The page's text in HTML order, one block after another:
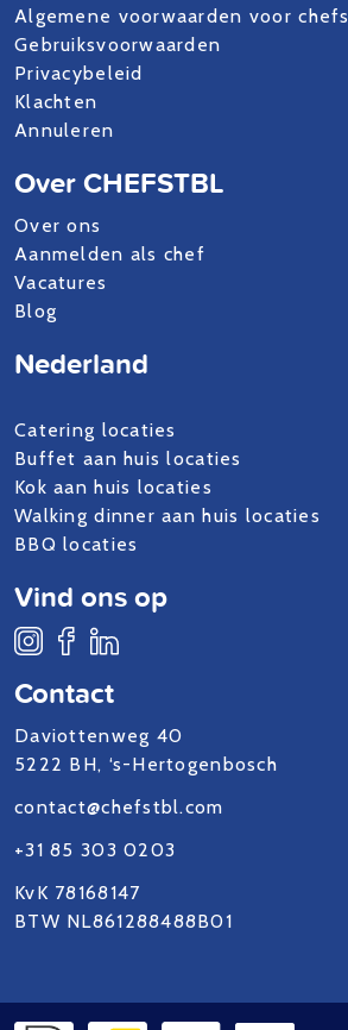
Algemene voorwaarden voor chefs
Gebruiksvoorwaarden
Privacybeleid
Klachten
Annuleren
Over CHEFSTBL
Over ons
Aanmelden als chef
Vacatures
Blog
Contact
Daviottenweg 40
5222 BH, ‘s-Hertogenbosch
contact@chefstbl.com
+31 85 303 0203
KvK 78168147
BTW NL861288488B01
Nederland
Catering locaties
Buffet aan huis locaties
Kok aan huis locaties
Walking dinner aan huis locaties
BBQ locaties
Vind ons op